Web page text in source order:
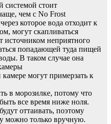
системой стоит
чем с No Frost
которое вода отходит к
могут скапливаться
источником неприятного
попадающей туда пищей
В таком случае она
могут примерзать к
в морозилке, потому что
все время ниже ноля.
оттаивать, поэтому
можно только вручную.